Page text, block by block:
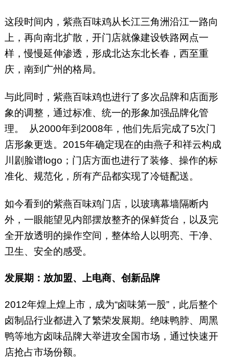
这段时间内，紫燕百味鸡从长江三角洲沿江一路向
上，再向南北扩散，开门店就像建设铁路网点一
样，慢慢延伸渗透，形成北达东北长春，西至重
庆，南到广州的格局。
与此同时，紫燕百味鸡也进行了多次品牌和店面形
象的调整，通过标准、统一的形象加强品牌化管
理。 从2000年到2008年，他们先后完成了5次门
店形象更迭。2015年确定现在的由燕子和祥云构成
川剧脸谱logo；门店方面也进行了装修、操作的标
准化、规范化，所有产品都实现了冷链配送。
如今看到的紫燕百味鸡门店，以玻璃幕墙隔断内
外，一眼能望见内部摆放整齐的保鲜货台，以及完
全开放透明的操作空间，整体给人以明亮、干净、
卫生、安全的感受。
发展期：放加盟、上电商、创新品牌
2012年煌上煌上市，成为“卤味第一股”，此后整个
卤制品行业都进入了繁荣发展期。绝味鸭脖、周黑
鸭等地方卤味品牌大举进攻全国市场，通过快速开
店抢占市场份额。